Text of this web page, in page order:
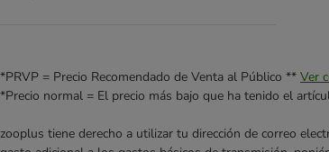
*PRVP = Precio Recomendado de Venta al Público ** Ver
*Precio normal = El precio más bajo que ha tenido el
zooplus tiene derecho a utilizar tu dirección de correo